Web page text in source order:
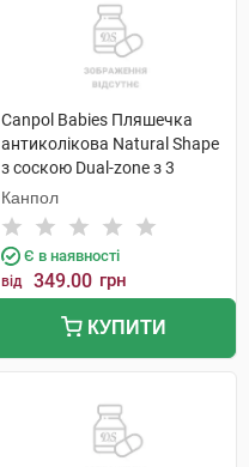
Canpol Babies Пляшечка
антиколікова Natural Shape
з соскою Dual-zone з 3
місяців 260 мл 1 шт
Канпол
Є в наявності
від 349.00 грн
КУПИТИ